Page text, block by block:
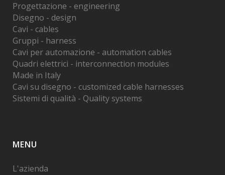
Progettazione - engineering
Disegno - design
Cavi - cables
Gruppi - harness
Cavi per automazione - automation cables
Quadri elettrici - interconnection modules
Made in Italy
Cavi su disegno - customized cable harnesses
Sistemi di qualità - Quality systems
MENU
L'azienda